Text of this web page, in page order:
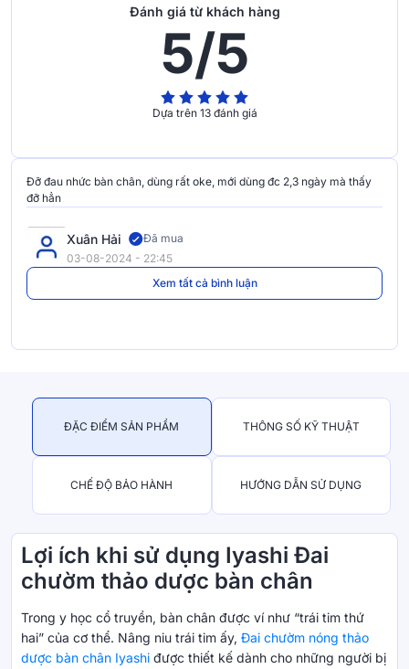
Đánh giá từ khách hàng
5/5
Dựa trên 13 đánh giá
Đỡ đau nhức bàn chân, dùng rất oke, mới dùng đc 2,3 ngày mà thấy
đỡ hẳn
Xuân Hải
Đã mua
03-08-2024 - 22:45
Xem tất cả bình luận
ĐẶC ĐIỂM SẢN PHẨM THÔNG SỐ KỸ THUẬT
CHẾ ĐỘ BẢO HÀNH HƯỚNG DẪN SỬ DỤNG
Lợi ích khi sử dụng Iyashi Đai
chườm thảo dược bàn chân
Trong y học cổ truyền, bàn chân được ví như “trái tim thứ
hai” của cơ thể. Nâng niu trái tim ấy, Đai chườm nóng thảo
dược bàn chân Iyashi được thiết kế dành cho những người bị